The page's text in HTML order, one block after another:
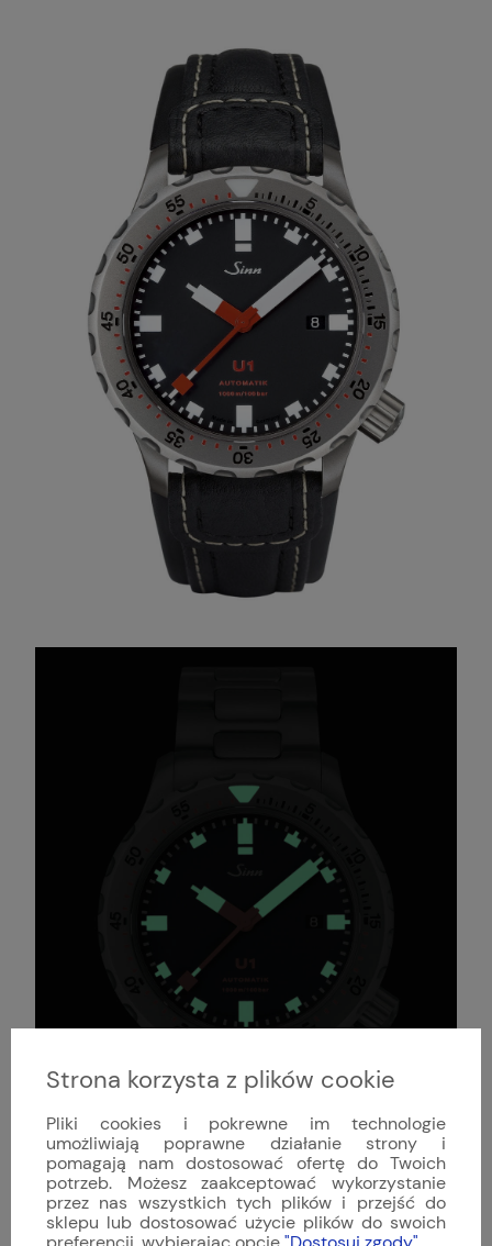
Strona korzysta z plików cookie
Pliki cookies i pokrewne im technologie
umożliwiają poprawne działanie strony i
pomagają nam dostosować ofertę do Twoich
potrzeb. Możesz zaakceptować wykorzystanie
przez nas wszystkich tych plików i przejść do
sklepu lub dostosować użycie plików do swoich